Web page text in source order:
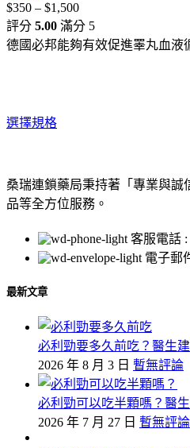
$350 – $1,500價
格
範
評分 5.00 滿分 5
德國必邦能夠有效促進睪丸血液
選擇規格
桑瑞連鎖藥局秉持著「專業與
品等全方位服務。
客服電話 :
電子郵
最新文章
必利勁要多久前吃？醫生
2026 年 8 月 3 日 暫無評論
必利勁可以吃半顆嗎？醫
2026 年 7 月 27 日 暫無評論